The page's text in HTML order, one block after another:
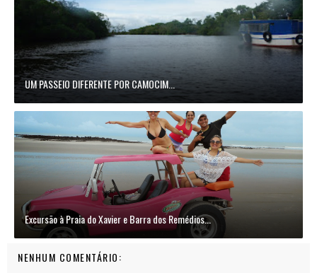
UM PASSEIO DIFERENTE POR CAMOCIM...
Excursão à Praia do Xavier e Barra dos Remédios...
NENHUM COMENTÁRIO: